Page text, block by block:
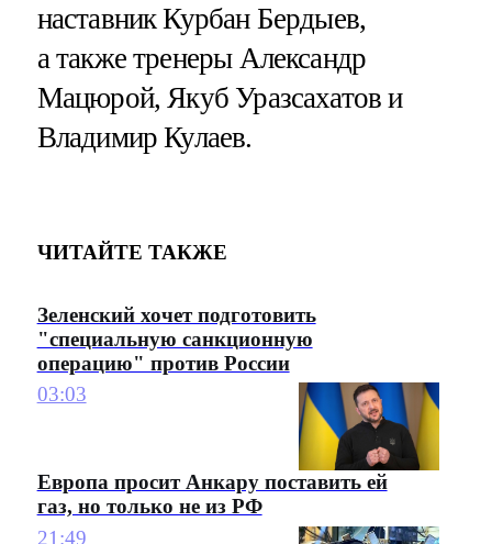
наставник Курбан Бердыев,
а также тренеры Александр
Мацюрой, Якуб Уразсахатов и
Владимир Кулаев.
ЧИТАЙТЕ ТАКЖЕ
Зеленский хочет подготовить
"специальную санкционную
операцию" против России
03:03
Европа просит Анкару поставить ей
газ, но только не из РФ
21:49